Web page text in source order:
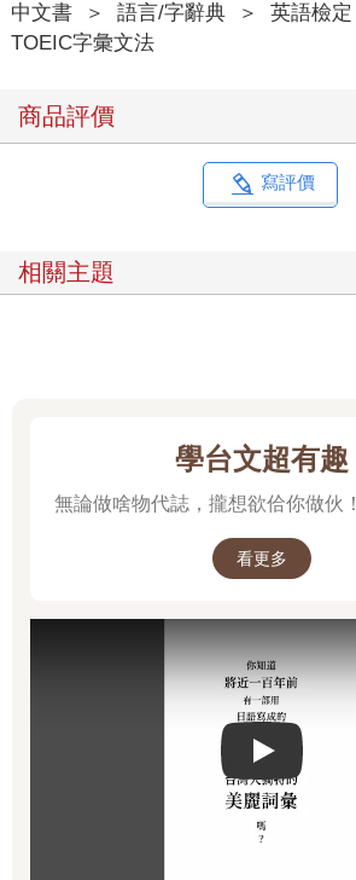
中文書 ＞ 語言/字辭典 ＞ 英語檢定
TOEIC字彙文法
商品評價
寫評價
相關主題
學台文超有趣
無論做啥物代誌，攏想欲佮你做伙！
看更多
Play video